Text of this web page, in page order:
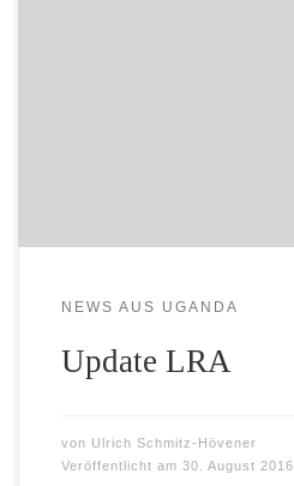
NEWS AUS UGANDA
Update LRA
von Ulrich Schmitz-Hövener
Veröffentlicht am 30. August 2016